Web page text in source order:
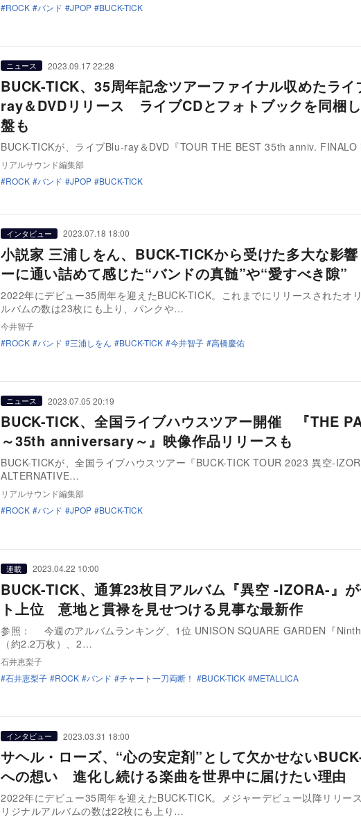
ROCK
バンド JPOP BUCK-TICK
ニュース 2023.09.17 22:28
BUCK-TICK、35周年記念ツアーファイナル収めたラ
ray＆DVDリリース ライブCDとフォトブックを同梱
盤も
BUCK-TICKが、ライブBlu-ray＆DVD『TOUR THE BEST 35th anniv.
リアルサウンド編集部
ROCK
バンド JPOP BUCK-TICK
インタビュー 2023.07.18 18:00
小説家 三浦しをん、BUCK-TICKから受けた多大な影
ーに通い詰めて感じた“バンドの真髄”や“愛すべき隙”
2022年にデビュー35周年を迎えたBUCK-TICK。これまでにリリースされたオ
ルバムの数は23枚にも上り、パンクや…
今井智子
ROCK
バンド 三浦しをん BUCK-TICK 今井智子 高橋慶佑
ニュース 2023.07.05 20:19
BUCK-TICK、全国ライブハウスツアー開催 『THE
～35th anniversary～』映像作品リリースも
BUCK-TICKが、全国ライブハウスツアー『BUCK-TICK TOUR 2023 異空-
ALTERNATIVE…
リアルサウンド編集部
ROCK
バンド JPOP BUCK-TICK
連載 2023.04.22 10:00
BUCK-TICK、通算23枚目アルバム『異空 -IZORA-』
ト上位 意地と貫禄を見せつける見事な最新作
参照： 今週のアルバムランキング、1位 UNISON SQUARE GARDEN『Ninth
（約2.2万枚）、2…
石井恵梨子
石井恵梨子
ROCK バンド チャート一刀両断！ BUCK-TICK METALLICA
インタビュー 2023.03.31 18:00
サヘル・ローズ、“心の安定剤”として欠かせない
への想い 進化し続ける楽曲を世界中に届けたい理由
2022年にデビュー35周年を迎えたBUCK-TICK。メジャーデビュー以降リリー
リジナルアルバムの数は22枚にも上り…